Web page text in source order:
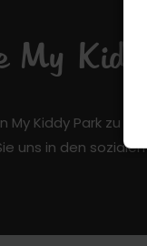
My
My Kiddy Park zu
uns in den